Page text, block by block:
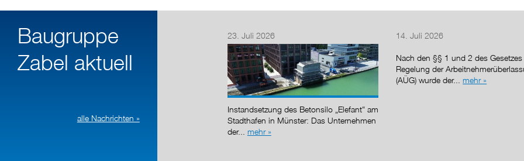
Baugruppe
Zabel aktuell
alle Nachrichten »
23. Juli 2026
Instandsetzung des Betonsilo „Elefant“ am
Stadthafen in Münster: Das Unternehmen
der... mehr »
14. Juli 2026
Nach den §§ 1 und 2 des Gesetzes
Regelung der
(AÜG) wurde der...mehr »